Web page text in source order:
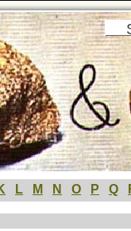
Menü
L M N O P Q